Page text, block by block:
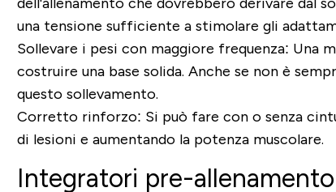
una tensione sufficiente a stimolare gli
Sollevare i pesi con maggiore frequenza: Una
costruire una base solida. Anche se non è
questo sollevamento.
Corretto rinforzo: Si può fare con o senza
di lesioni e aumentando la potenza muscolare.
Integratori pre-allenamento